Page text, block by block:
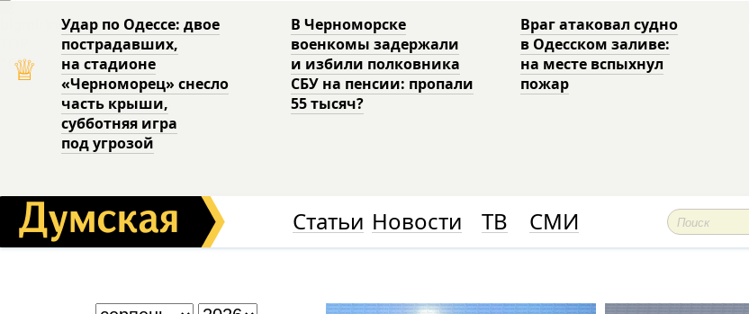
♕
Удар по Одессе: двое
пострадавших,
на стадионе
«Черноморец» снесло
часть крыши,
субботняя игра
под угрозой
В Черноморске
военкомы задержали
и избили полковника
СБУ на пенсии: пропали
55 тысяч?
Враг атаковал судно
в Одесском заливе:
на месте вспыхнул
пожар
Статьи Новости ТВ СМИ